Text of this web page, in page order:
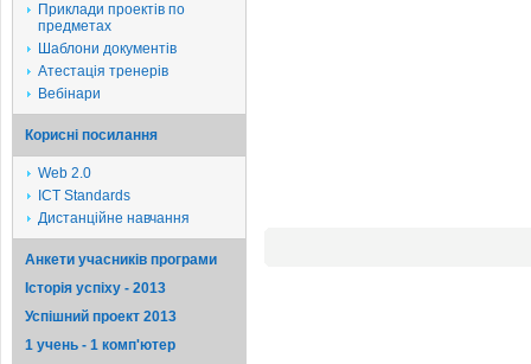
Приклади проектів по
предметах
Шаблони документів
Атестація тренерів
Вебінари
Корисні посилання
Web 2.0
ICT Standards
Дистанційне навчання
Анкети учасників програми
Історія успіху - 2013
Успішний проект 2013
1 учень - 1 комп'ютер